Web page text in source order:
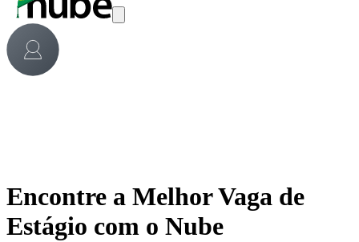
Encontre a Melhor Vaga de
Estágio com o Nube